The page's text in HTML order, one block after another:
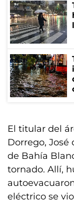
El titular del
Dorrego, José
de Bahía
tornado. Allí,
eléctrico se